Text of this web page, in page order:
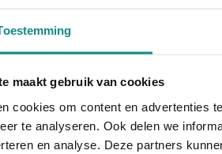
maakt gebruik van cookies
cookies om content en advertenties
te analyseren. Ook delen we
en analyse. Deze partners
Herborist
De hittegolf houdt aan... onze